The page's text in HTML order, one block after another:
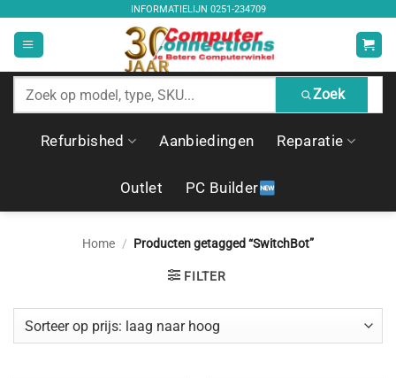
inhoud
INFORMATIELIJN 0251-234709
Zoek
producten
Zoek
Refurbished Aanbiedingen Reparatie
Outlet PC Builder
Home / Producten getagged “SwitchBot”
FILTER